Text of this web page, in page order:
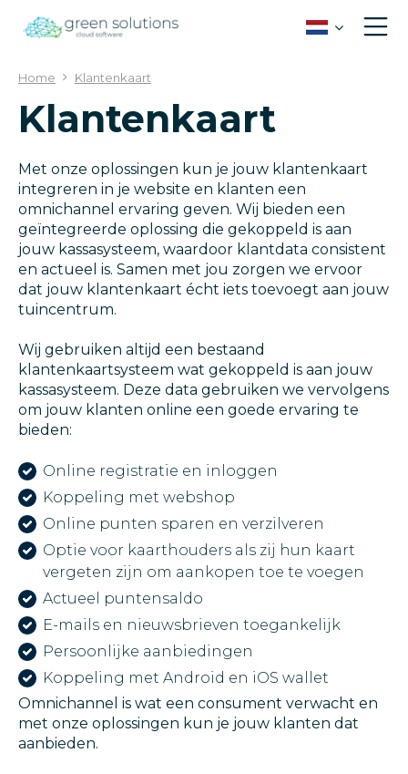
Home Klantenkaart
Klantenkaart
Met onze oplossingen kun je jouw klantenkaart
integreren in je website en klanten een
omnichannel ervaring geven. Wij bieden een
geïntegreerde oplossing die gekoppeld is aan
jouw kassasysteem, waardoor klantdata consistent
en actueel is. Samen met jou zorgen we ervoor
dat jouw klantenkaart écht iets toevoegt aan jouw
tuincentrum.
Wij gebruiken altijd een bestaand
klantenkaartsysteem wat gekoppeld is aan jouw
kassasysteem. Deze data gebruiken we vervolgens
om jouw klanten online een goede ervaring te
bieden:
Online registratie en inloggen
Koppeling met webshop
Online punten sparen en verzilveren
Optie voor kaarthouders als zij hun kaart
vergeten zijn om aankopen toe te voegen
Actueel puntensaldo
E-mails en nieuwsbrieven toegankelijk
Persoonlijke aanbiedingen
Koppeling met Android en iOS wallet
Omnichannel is wat een consument verwacht en
met onze oplossingen kun je jouw klanten dat
aanbieden.